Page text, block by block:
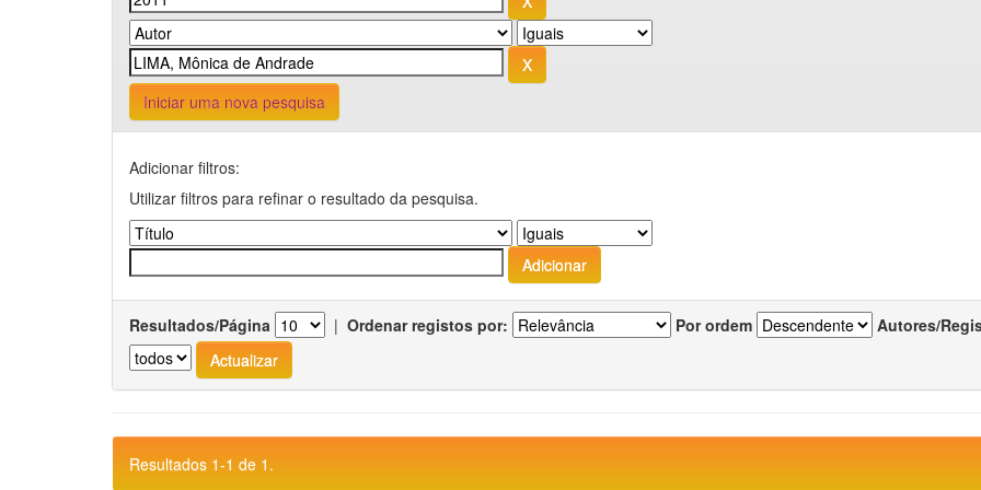
Iniciar uma nova pesquisa
Adicionar filtros:
Utilizar filtros para refinar o resultado da pesquisa.
Resultados/Página | Ordenar registos por: Por ordem Autores/
Resultados 1-1 de 1.